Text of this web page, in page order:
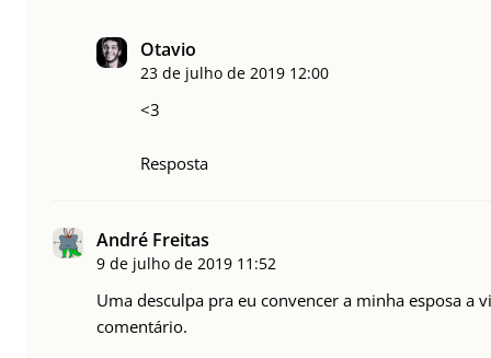
Otavio
23 de julho de 2019 12:00
<3
Resposta
André Freitas
9 de julho de 2019 11:52
Uma desculpa pra eu convencer a minha esposa a
comentário.